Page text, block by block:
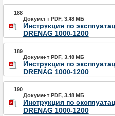
188
Документ PDF, 3.48 МБ
Инструкция по
DRENAG 1000-1200
189
Документ PDF, 3.48 МБ
Инструкция по
DRENAG 1000-1200
190
Документ PDF, 3.48 МБ
Инструкция по
DRENAG 1000-1200